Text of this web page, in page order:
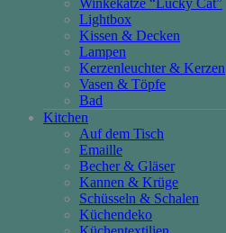
Winkekatze “Lucky Cat”
Lightbox
Kissen & Decken
Lampen
Kerzenleuchter & Kerzen
Vasen & Töpfe
Bad
Kitchen
Auf dem Tisch
Emaille
Becher & Gläser
Kannen & Krüge
Schüsseln & Schalen
Küchendeko